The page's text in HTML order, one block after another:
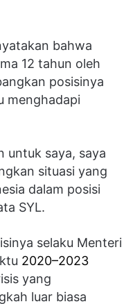
bahwa
12 tahun oleh
posisinya
menghadapi
untuk saya, saya
situasi yang
dalam posisi
SYL.
selaku Menteri
2020–2023
yang
luar biasa